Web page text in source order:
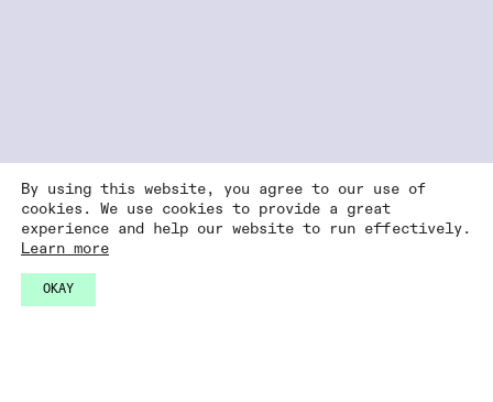
By using this website, you agree to our use of
cookies. We use cookies to provide a great
experience and help our website to run effectively.
Learn more
OKAY